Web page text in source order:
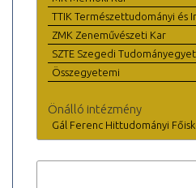
TTIK Természettudományi és
ZMK Zeneművészeti Kar
SZTE Szegedi
Összegyetemi
Önálló intézmény
Gál Ferenc Hittudományi